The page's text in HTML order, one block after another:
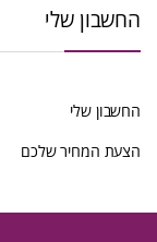
החשבון שלי
החשבון שלי
הצעת המחיר שלכם